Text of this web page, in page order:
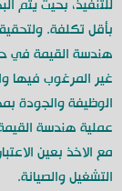
للتنفيذ، بحيث
بأقل تكلفة.
هندسة القيمة في
غير المرغوب فيها
الوظيفة والجودة
عملية هندسة
مع الاخذ بعين
التشغيل والصيانة.